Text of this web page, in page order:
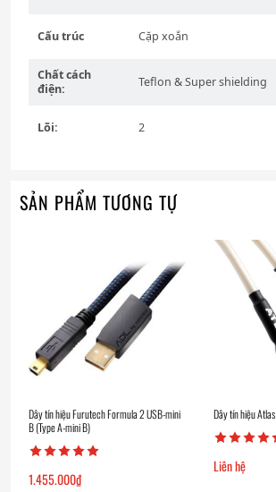
Cấu trúc Cặp xoắn
Chất cách
điện:
Teflon & Super shielding
Lõi: 2
SẢN PHẨM TƯƠNG TỰ
Dây tín hiệu Furutech Formula 2 USB-mini
B (Type A-mini B)
1.455.000₫
Dây tín hiệu
Liên hệ